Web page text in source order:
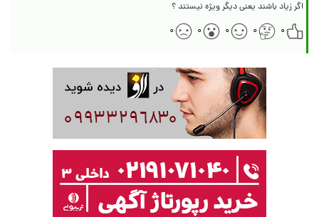
اگر زیاد باشند یعنی دیگر ویژه نیستند ؟
۰
۰ ۰ ۰ ۰